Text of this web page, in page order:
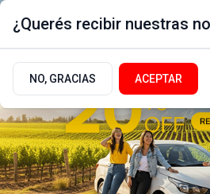
¿Querés recibir nuestras
NO, GRACIAS ACEPTAR